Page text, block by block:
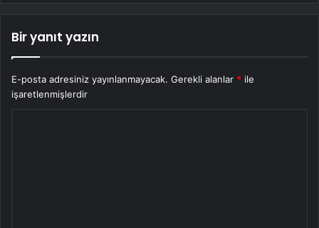
Bir yanıt yazın
E-posta adresiniz yayınlanmayacak. Gerekli alanlar * ile
işaretlenmişlerdir